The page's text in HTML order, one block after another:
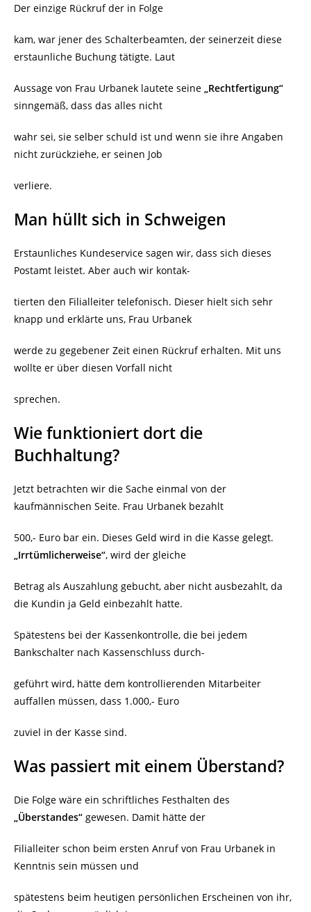
Der einzige Rückruf der in Folge
kam, war jener des Schalterbeamten, der seinerzeit diese
erstaunliche Buchung tätigte. Laut
Aussage von Frau Urbanek lautete seine „Rechtfertigung“
sinngemäß, dass das alles nicht
wahr sei, sie selber schuld ist und wenn sie ihre Angaben
nicht zurückziehe, er seinen Job
verliere.
Man hüllt sich in Schweigen
Erstaunliches Kundeservice sagen wir, dass sich dieses
Postamt leistet. Aber auch wir kontak-
tierten den Filialleiter telefonisch. Dieser hielt sich sehr
knapp und erklärte uns, Frau Urbanek
werde zu gegebener Zeit einen Rückruf erhalten. Mit uns
wollte er über diesen Vorfall nicht
sprechen.
Wie funktioniert dort die
Buchhaltung?
Jetzt betrachten wir die Sache einmal von der
kaufmännischen Seite. Frau Urbanek bezahlt
500,- Euro bar ein. Dieses Geld wird in die Kasse gelegt.
„Irrtümlicherweise“, wird der gleiche
Betrag als Auszahlung gebucht, aber nicht ausbezahlt, da
die Kundin ja Geld einbezahlt hatte.
Spätestens bei der Kassenkontrolle, die bei jedem
Bankschalter nach Kassenschluss durch-
geführt wird, hätte dem kontrollierenden Mitarbeiter
auffallen müssen, dass 1.000,- Euro
zuviel in der Kasse sind.
Was passiert mit einem Überstand?
Die Folge wäre ein schriftliches Festhalten des
„Überstandes“ gewesen. Damit hätte der
Filialleiter schon beim ersten Anruf von Frau Urbanek in
Kenntnis sein müssen und
spätestens beim heutigen persönlichen Erscheinen von ihr,